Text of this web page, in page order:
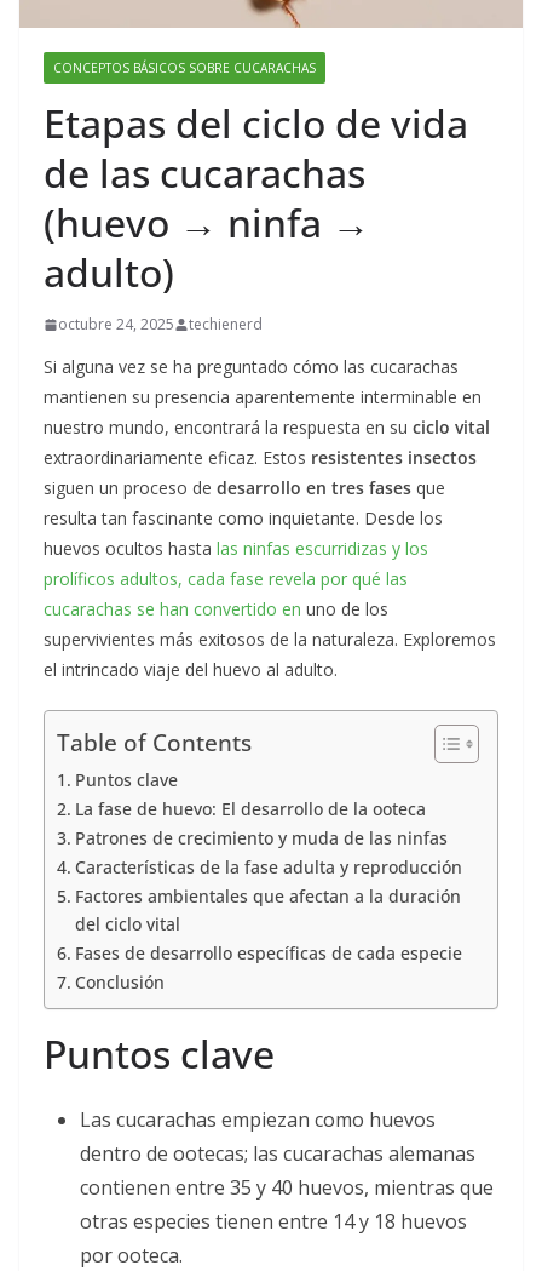
CONCEPTOS BÁSICOS SOBRE CUCARACHAS
Etapas del ciclo de vida
de las cucarachas
(huevo → ninfa →
adulto)
octubre 24, 2025 techienerd
Si alguna vez se ha preguntado cómo las cucarachas
mantienen su presencia aparentemente interminable en
nuestro mundo, encontrará la respuesta en su ciclo vital
extraordinariamente eficaz. Estos resistentes insectos
siguen un proceso de desarrollo en tres fases que
resulta tan fascinante como inquietante. Desde los
huevos ocultos hasta las ninfas escurridizas y los
prolíficos adultos, cada fase revela por qué las
cucarachas se han convertido en uno de los
supervivientes más exitosos de la naturaleza. Exploremos
el intrincado viaje del huevo al adulto.
Table of Contents
Puntos clave
La fase de huevo: El desarrollo de la ooteca
Patrones de crecimiento y muda de las ninfas
Características de la fase adulta y reproducción
Factores ambientales que afectan a la duración
del ciclo vital
Fases de desarrollo específicas de cada especie
Conclusión
Puntos clave
Las cucarachas empiezan como huevos
dentro de ootecas; las cucarachas alemanas
contienen entre 35 y 40 huevos, mientras que
otras especies tienen entre 14 y 18 huevos
por ooteca.